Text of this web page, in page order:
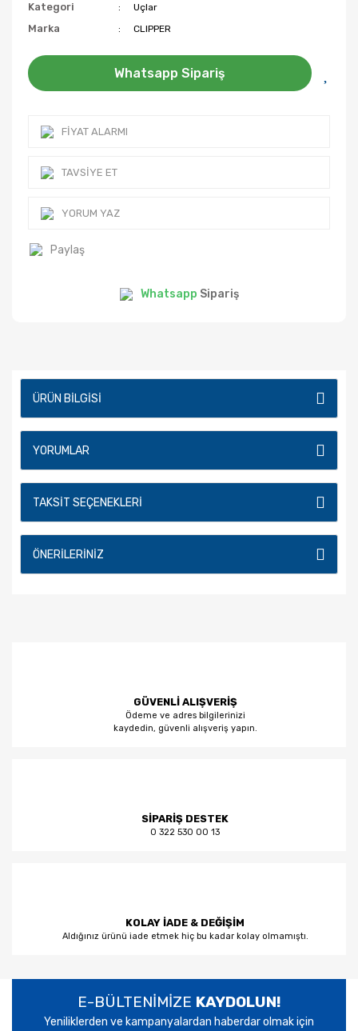
Kategori Uçlar
Marka CLIPPER
Whatsapp Sipariş
FIYAT ALARMI
TAVSIYE ET
YORUM YAZ
Paylaş
Whatsapp Sipariş
ÜRÜN BILGISI
YORUMLAR
TAKSIT SEÇENEKLERI
ÖNERILERINIZ
GÜVENLİ ALIŞVERİŞ
Ödeme ve adres bilgilerinizi
kaydedin, güvenli alışveriş yapın.
SİPARİŞ DESTEK
0 322 530 00 13
KOLAY İADE & DEĞİŞİM
Aldığınız ürünü iade etmek hiç bu kadar kolay olmamıştı.
E-BÜLTENİMİZE KAYDOLUN!
Yeniliklerden ve kampanyalardan haberdar olmak için